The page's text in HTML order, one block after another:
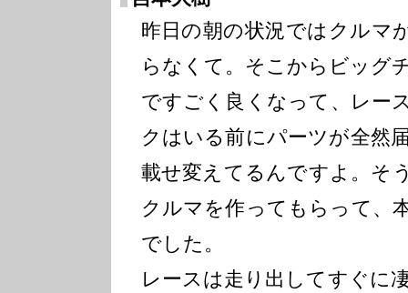
昨日の朝の状況ではクルマ
らなくて。そこからビッグ
ですごく良くなって、レー
クはいる前にパーツが全然
載せ変えてるんですよ。そ
クルマを作ってもらって、
でした。
レースは走り出してすぐに